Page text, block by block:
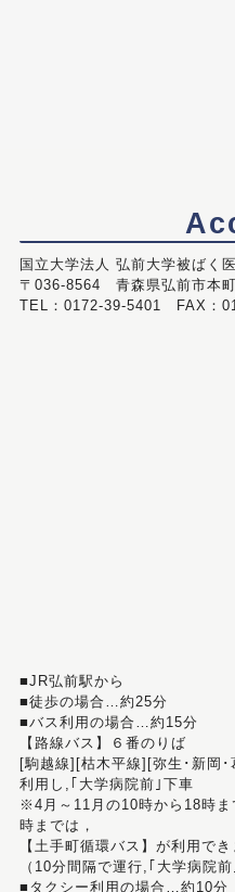
国立大学法人 弘前大学被ばく
〒036-8564 青森県弘前市本
TEL：0172-39-5401 FAX：
■JR弘前駅から
■徒歩の場合…約25分
■バス利用の場合…約15分
【路線バス】６番のりば
[駒越線][枯木平線][弥生･新岡
利用し,｢大学病院前｣下車
※4月～11月の10時から18時
時までは，
【土手町循環バス】が利用でき
（10分間隔で運行,｢大学病院前
■タクシー利用の場合…約10分